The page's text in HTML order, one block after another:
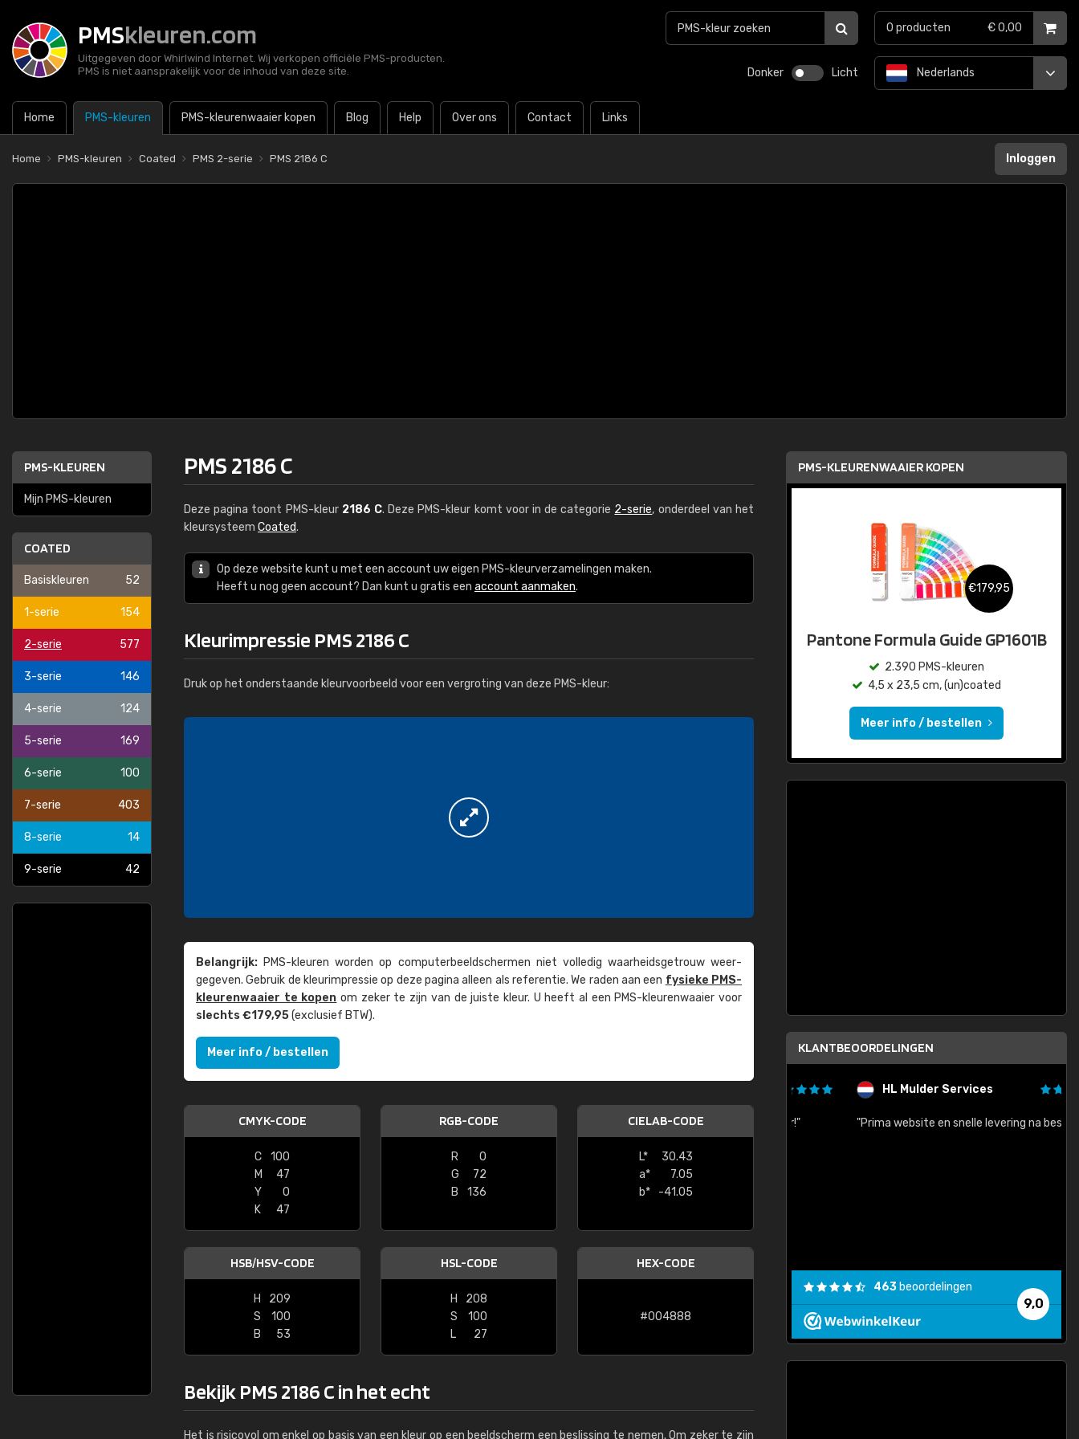
PMSkleuren.com
Uitgegeven door Whirlwind Internet. Wij verkopen officiële PMS-producten.
PMS is niet aansprakelijk voor de inhoud van deze site.
Donker Licht
Home PMS-kleuren PMS-kleurenwaaier kopen Blog Help Over ons Contact Links
Nederlands
0 producten € 0,00
Home PMS-kleuren Coated PMS 2-serie PMS 2186 C Inloggen
PMS-KLEUREN
Mijn PMS-kleuren
COATED
Basiskleuren 52
1-serie 154
2-serie 577
3-serie 146
4-serie 124
5-serie 169
6-serie 100
7-serie 403
8-serie 14
9-serie 42
PMS 2186 C
Deze pagina toont PMS-kleur 2186 C. Deze PMS-kleur komt voor in de categorie 2-serie, onderdeel van het
kleursysteem Coated.
Op deze website kunt u met een account uw eigen PMS-kleurverzamelingen maken.
Heeft u nog geen account? Dan kunt u gratis een account aanmaken.
Kleurimpressie PMS 2186 C
Druk op het onderstaande kleurvoorbeeld voor een vergroting van deze PMS-kleur:
Belangrijk: PMS-kleuren worden op computer­beeld­schermen niet volledig waarheids­­getrouw weer­
gegeven. Gebruik de kleur­impressie op deze pagina alleen als referentie. We raden aan een fysieke PMS-
kleuren­waaier te kopen om zeker te zijn van de juiste kleur. U heeft al een PMS-kleuren­waaier voor
slechts €179,95(exclusief BTW).
Meer info / bestellen
CMYK-CODE
C
100
M
47
Y
0
K
47
RGB-CODE
R
0
G
72
B
136
CIELAB-CODE
L*
30.43
a*
7.05
b*
-41.05
HSB/HSV-CODE
H
209
S
100
B
53
HSL-CODE
H
208
S
100
L
27
HEX-CODE
#004888
Bekijk PMS 2186 C in het echt
Het is risicovol om enkel op basis van een kleur op een beeldscherm een beslissing te nemen. Om zeker te zijn
PMS-KLEURENWAAIER KOPEN
€179,95
Pantone Formula Guide GP1601B
2.390 PMS-kleuren
4,5 x 23,5 cm, (un)coated
Meer info / bestellen
KLANTBEOORDELINGEN
"Super snelle service en zeer betaalbaar!"
HL Mulder Services
"Prima website en snelle levering na bestelling"
9,0
463 beoordelingen